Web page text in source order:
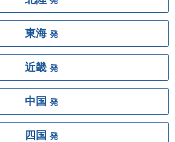
東海発
近畿発
中国発
四国発